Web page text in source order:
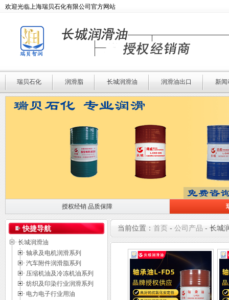
欢迎光临上海瑞贝石化有限公司官方网站
瑞贝石化 润滑脂 长城润滑油 润滑油出口 新闻
授权经销 品质保障
授权经销 品质保障
瑞贝石化 专业润滑
快捷导航
长城润滑油
轴承及电机润滑系列
汽车附件润滑脂系列
压缩机油及冷冻机油系列
纺织及印染行业润滑系列
电力电子行业用油
当前位置： 首页 - 公司产品 - 长城